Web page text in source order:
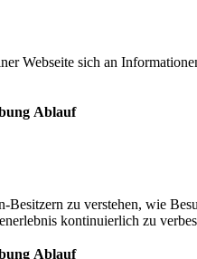
Webseite sich an
Ablauf
Besitzern zu verstehen, wie
kontinuierlich zu
Ablauf